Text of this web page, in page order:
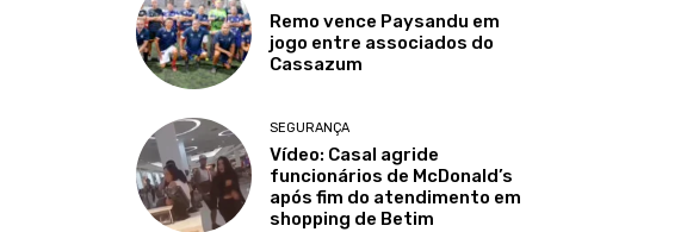
Remo vence Paysandu em
jogo entre associados do
Cassazum
SEGURANÇA
Vídeo: Casal agride
funcionários de McDonald’s
após fim do atendimento em
shopping de Betim